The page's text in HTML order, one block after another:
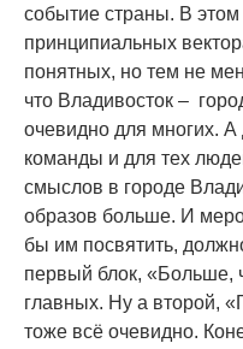
событие страны. В
принципиальных
понятных, но тем не
что Владивосток –
очевидно для многих.
команды и для тех
смыслов в городе
образов больше. И
бы им посвятить,
первый блок, «Больше,
главных. Ну а второй,
тоже всё очевидно.